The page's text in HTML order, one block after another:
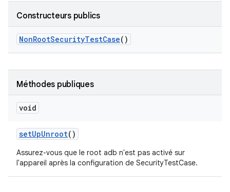
Constructeurs publics
NonRootSecurityTestCase()
Méthodes publiques
void
setUpUnroot()
Assurez-vous que le root adb n'est pas activé sur
l'appareil après la configuration de SecurityTestCase.